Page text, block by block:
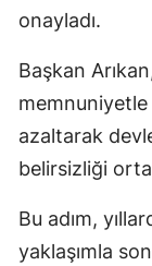
onayladı.
Başkan
memnuniyetle
azaltarak
belirsizliği
Bu adım,
yaklaşımla